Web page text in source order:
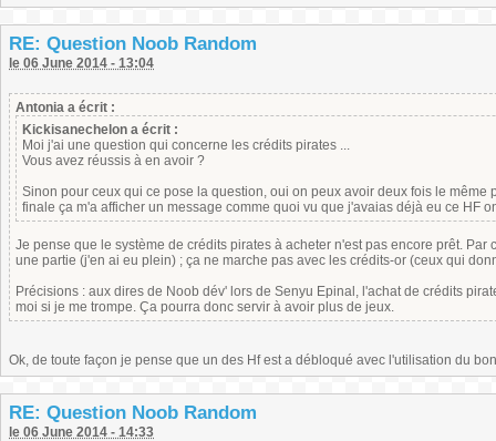
RE: Question Noob Random
le 06 June 2014 - 13:04
Antonia a écrit :
Kickisanechelon a écrit :
Moi j'ai une question qui concerne les crédits pirates ...
Vous avez réussis à en avoir ?
Sinon pour ceux qui ce pose la question, oui on peux avoir deux fois le
finale ça m'a afficher un message comme quoi vu que j'avaias déjà eu ce HF
Je pense que le système de crédits pirates à acheter n'est pas encore prêt.
une partie (j'en ai eu plein) ; ça ne marche pas avec les crédits-or (ceux qui
Précisions : aux dires de Noob dév' lors de Senyu Epinal, l'achat de crédits
moi si je me trompe. Ça pourra donc servir à avoir plus de jeux.
Ok, de toute façon je pense que un des Hf est a débloqué avec l'utilisation du
RE: Question Noob Random
le 06 June 2014 - 14:33